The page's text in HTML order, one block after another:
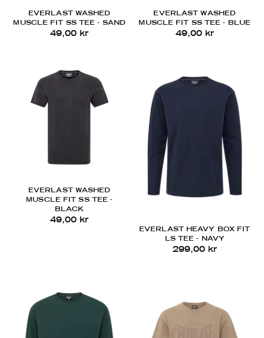
EVERLAST WASHED
MUSCLE FIT SS TEE - SAND
49,00 kr
EVERLAST WASHED
MUSCLE FIT SS TEE - BLUE
49,00 kr
EVERLAST WASHED
MUSCLE FIT SS TEE -
BLACK
49,00 kr
EVERLAST HEAVY BOX FIT
LS TEE - NAVY
299,00 kr